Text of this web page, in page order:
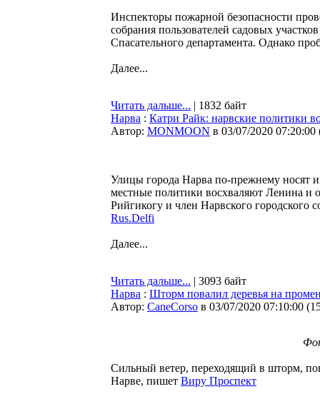
Инспекторы пожарной безопасности
собрания пользователей садовых
Спасательного департамента. Однако
Далее...
Читать дальше... | 1832 байт
Нарва : Катри Райк: нарвские политики
Автор: MONMOON в 03/07/2020 07:20:00
Улицы города Нарва по-прежнему носят
местные политики восхваляют Ленина и
Рийгикогу и член Нарвского городского
Rus.Delfi
Далее...
Читать дальше... | 3093 байт
Нарва : Шторм повалил деревья на
Автор: CaneCorso в 03/07/2020 07:10:00 (
Сильный ветер, переходящий в шторм,
Нарве, пишет Виру Проспект